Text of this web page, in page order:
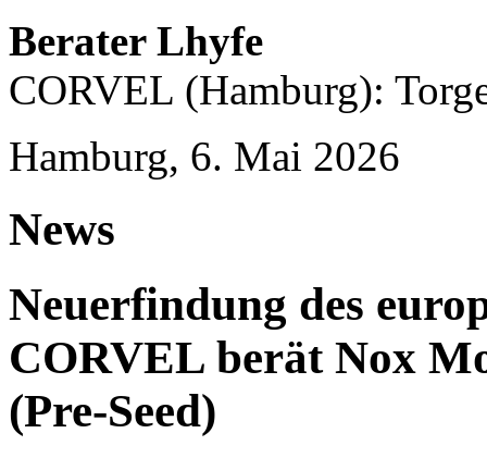
Berater Lhyfe
CORVEL (Hamburg):
Hamburg, 6. Mai 2026
News
Neuerfindung des
CORVEL berät Nox
(Pre-Seed)